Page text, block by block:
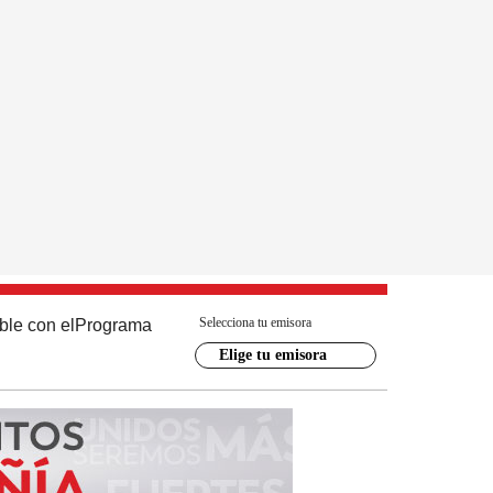
con el Programa Selecciona tu emisora
Elige tu emisora